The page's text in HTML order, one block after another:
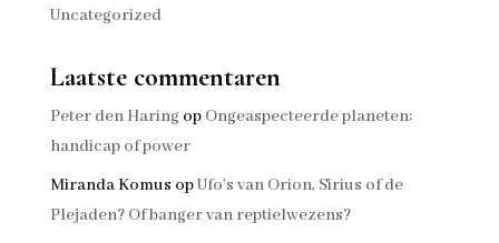
Uncategorized
Laatste commentaren
Peter den Haringop Ongeaspecteerde planeten:
handicap of power
Miranda Komus opUfo’s van Orion, Sirius of de
Plejaden? Of banger van reptielwezens?